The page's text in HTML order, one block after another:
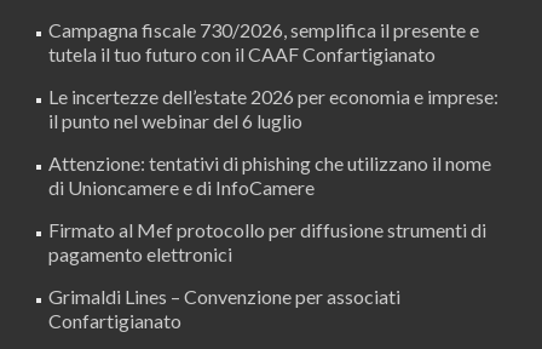
Campagna fiscale 730/2026, semplifica il presente e
tutela il tuo futuro con il CAAF Confartigianato
Le incertezze dell’estate 2026 per economia e imprese:
il punto nel webinar del 6 luglio
Attenzione: tentativi di phishing che utilizzano il nome
di Unioncamere e di InfoCamere
Firmato al Mef protocollo per diffusione strumenti di
pagamento elettronici
Grimaldi Lines – Convenzione per associati
Confartigianato